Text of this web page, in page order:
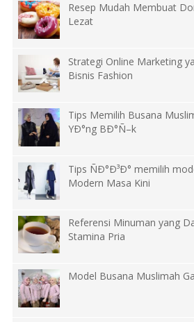
Resep Mudah Membuat
Lezat
Strategi Online Marketing
Bisnis Fashion
Tips Memilih Busana
YÐ°ng BÐ°Ñ–k
Tips ÑÐ°Ð³Ð° memilih
Modern Masa Kini
Referensi Minuman yang
Stamina Pria
Model Busana Muslimah